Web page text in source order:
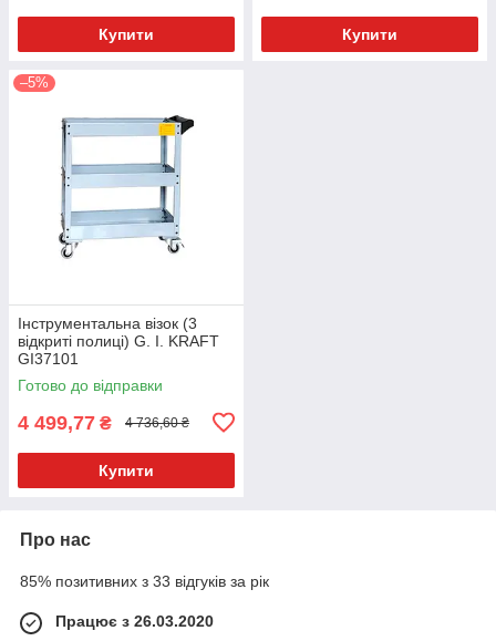
Купити Купити
–5%
Інструментальна візок (3
відкриті полиці) G. I. KRAFT
GI37101
Готово до відправки
4 499,77 ₴ 4 736,60 ₴
Купити
Про нас
85% позитивних з 33 відгуків за рік
Працює з 26.03.2020